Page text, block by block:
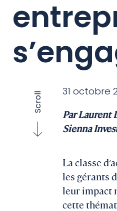
Scroll 31 octobre
Par Laurent
Sienna
La classe
les gérants
leur impact
cette